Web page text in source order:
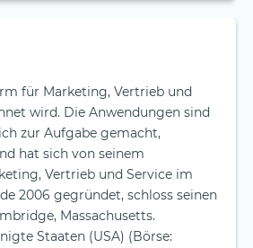
für Marketing, Vertrieb und
wird. Die Anwendungen sind
zur Aufgabe gemacht,
hat sich von seinem
Vertrieb und Service im
2006 gegründet, schloss seinen
Massachusetts.
Staaten (USA) (Börse: